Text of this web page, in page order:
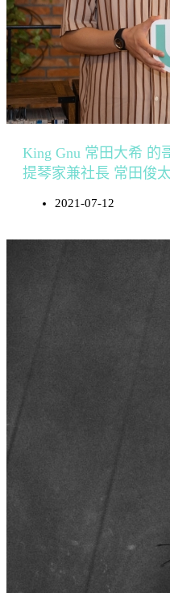
King Gnu 常田大希 的
提琴家兼社長 常田俊
2021-07-12